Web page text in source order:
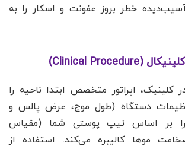
خطر بروز عفونت و اسکار را به
کلینیک، اپراتور متخصص ابتدا ناحیه را
دستگاه (طول موج، عرض پالس و
را بر اساس تیپ پوستی شما (مقیاس
موها کالیبره می‌کند. استفاده از